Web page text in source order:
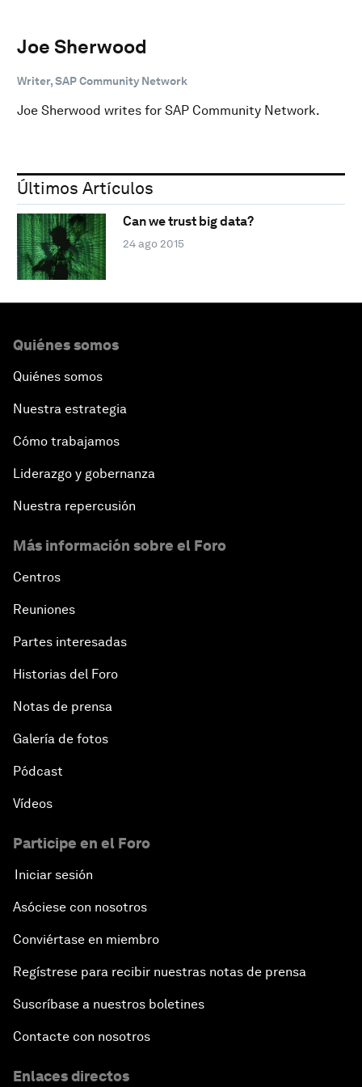
Joe Sherwood
Writer, SAP Community Network
Joe Sherwood writes for SAP Community Network.
Últimos Artículos
Can we trust big data?
24 ago 2015
Quiénes somos
Quiénes somos
Nuestra estrategia
Cómo trabajamos
Liderazgo y gobernanza
Nuestra repercusión
Más información sobre el Foro
Centros
Reuniones
Partes interesadas
Historias del Foro
Notas de prensa
Galería de fotos
Pódcast
Vídeos
Participe en el Foro
Iniciar sesión
Asóciese con nosotros
Conviértase en miembro
Regístrese para recibir nuestras notas de prensa
Suscríbase a nuestros boletines
Contacte con nosotros
Enlaces directos